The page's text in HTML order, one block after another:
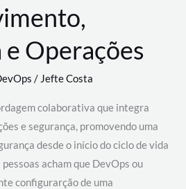
e Operações
/Jefte Costa
colaborativa que integra
e segurança, promovendo uma
desde o início do ciclo de vida
acham que DevOps ou
configurarção de uma